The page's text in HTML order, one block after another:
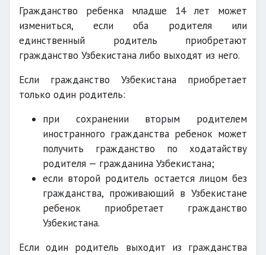
Гражданство ребенка младше 14 лет может
измениться, если оба родителя или
единственный родитель приобретают
гражданство Узбекистана либо выходят из него.
Если гражданство Узбекистана приобретает
только один родитель:
при сохранении вторым родителем
иностранного гражданства ребенок может
получить гражданство по ходатайству
родителя — гражданина Узбекистана;
если второй родитель остается лицом без
гражданства, проживающий в Узбекистане
ребенок приобретает гражданство
Узбекистана.
Если один родитель выходит из гражданства